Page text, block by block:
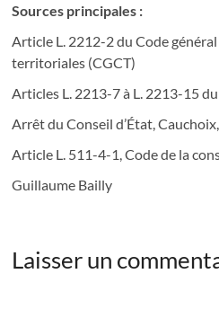
Sources principales :
Article L. 2212-2 du Code
territoriales (CGCT)
Articles L. 2213-7 à L. 2213-15
Arrêt du Conseil d’État,
Article L. 511-4-1, Code de la
Guillaume Bailly
Laisser un